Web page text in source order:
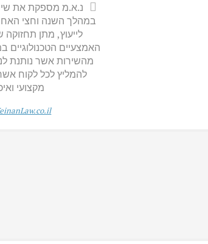
נ.א.מ מספקת את
במהלך השנה וחצי
לייעוץ, מתן
האמצעיים הטכנולוגיים
מהשירות אשר נותנת
להמליץ לכל לקוח
מקצועי